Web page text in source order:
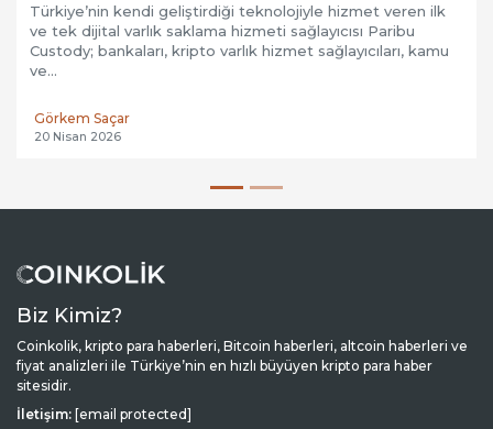
Türkiye’nin kendi geliştirdiği teknolojiyle hizmet veren ilk
ve tek dijital varlık saklama hizmeti sağlayıcısı Paribu
Custody; bankaları, kripto varlık hizmet sağlayıcıları, kamu
ve...
Görkem Saçar
20 Nisan 2026
Biz Kimiz?
Coinkolik, kripto para haberleri, Bitcoin haberleri, altcoin haberleri ve
fiyat analizleri ile Türkiye’nin en hızlı büyüyen kripto para haber
sitesidir.
İletişim: [email protected]